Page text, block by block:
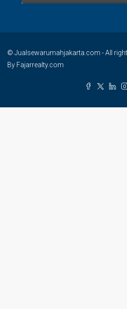
© Jualsewarumahjakarta.com - All
By Fajarrealty.com